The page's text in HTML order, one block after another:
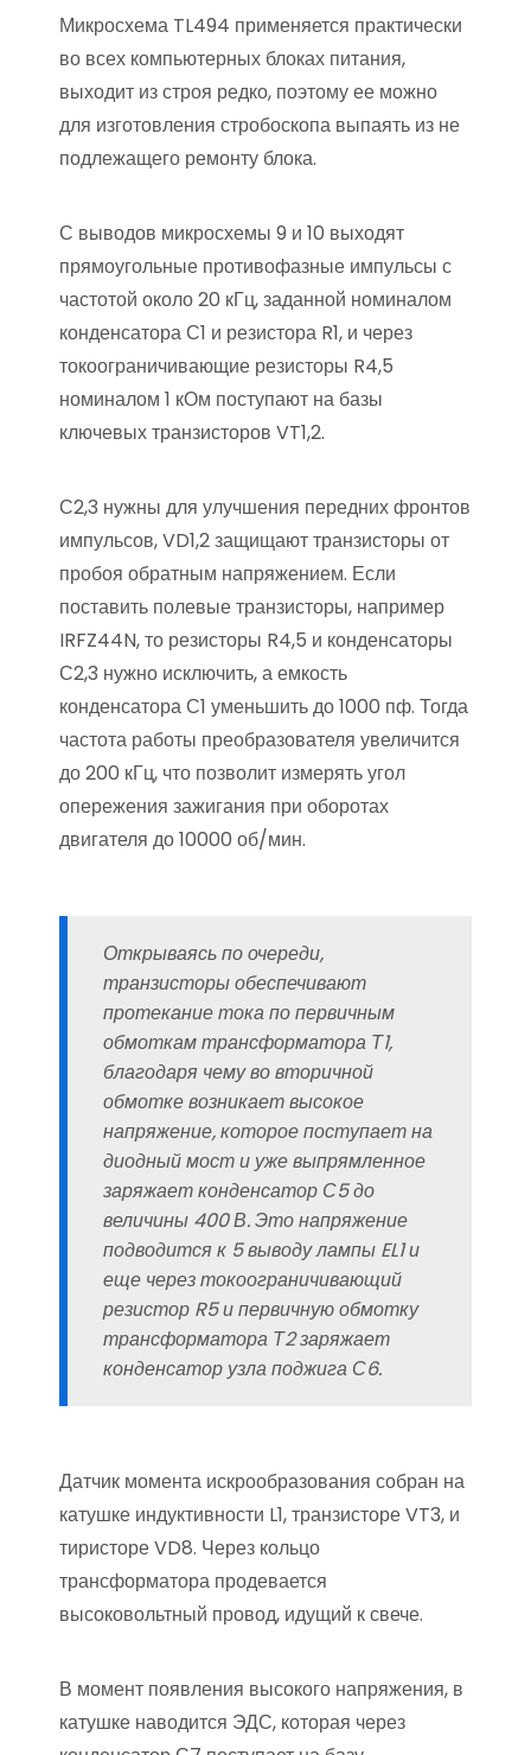
Микросхема TL494 применяется практически
во всех компьютерных блоках питания,
выходит из строя редко, поэтому ее можно
для изготовления стробоскопа выпаять из не
подлежащего ремонту блока.
С выводов микросхемы 9 и 10 выходят
прямоугольные противофазные импульсы с
частотой около 20 кГц, заданной номиналом
конденсатора С1 и резистора R1, и через
токоограничивающие резисторы R4,5
номиналом 1 кОм поступают на базы
ключевых транзисторов VT1,2.
С2,3 нужны для улучшения передних фронтов
импульсов, VD1,2 защищают транзисторы от
пробоя обратным напряжением. Если
поставить полевые транзисторы, например
IRFZ44N, то резисторы R4,5 и конденсаторы
С2,3 нужно исключить, а емкость
конденсатора С1 уменьшить до 1000 пф. Тогда
частота работы преобразователя увеличится
до 200 кГц, что позволит измерять угол
опережения зажигания при оборотах
двигателя до 10000 об/мин.
Открываясь по очереди,
транзисторы обеспечивают
протекание тока по первичным
обмоткам трансформатора Т1,
благодаря чему во вторичной
обмотке возникает высокое
напряжение, которое поступает на
диодный мост и уже выпрямленное
заряжает конденсатор С5 до
величины 400 В. Это напряжение
подводится к 5 выводу лампы EL1 и
еще через токоограничивающий
резистор R5 и первичную обмотку
трансформатора Т2 заряжает
конденсатор узла поджига С6.
Датчик момента искрообразования собран на
катушке индуктивности L1, транзисторе VT3, и
тиристоре VD8. Через кольцо
трансформатора продевается
высоковольтный провод, идущий к свече.
В момент появления высокого напряжения, в
катушке наводится ЭДС, которая через